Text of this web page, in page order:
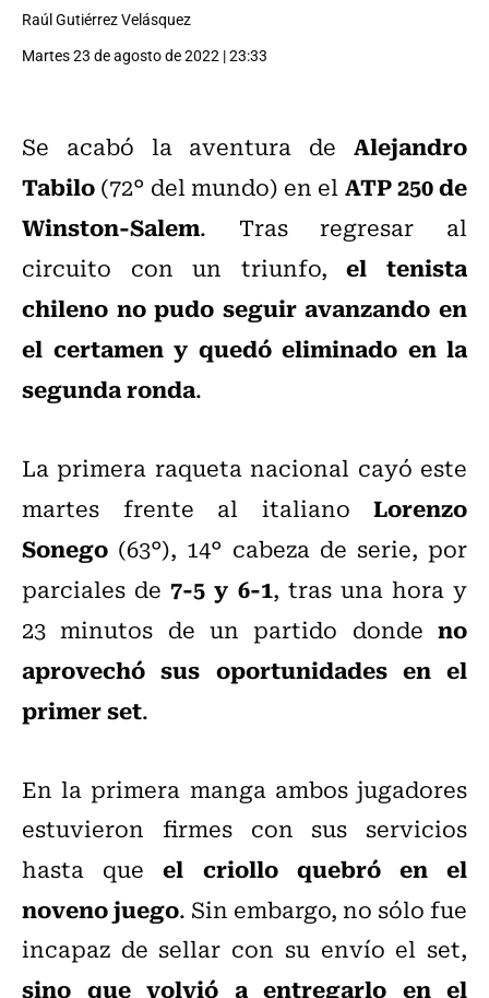
Raúl Gutiérrez Velásquez
Martes 23 de agosto de 2022 | 23:33
Se acabó la aventura de Alejandro
Tabilo(72° del mundo) en elATP 250 de
Winston-Salem. Tras regresar al
circuito con un triunfo, el tenista
chileno no pudo seguir avanzando en
el certamen y quedó eliminado en la
segunda ronda.
La primera raqueta nacional cayó este
martes frente al italiano Lorenzo
Sonego (63°), 14° cabeza de serie, por
parciales de 7-5 y 6-1, tras una hora y
23 minutos de un partido donde no
aprovechó sus oportunidades en el
primer set.
En la primera manga ambos jugadores
estuvieron firmes con sus servicios
hasta queel criollo quebró en el
noveno juego. Sin embargo, no sólo fue
incapaz de sellar con su envío el set,
sino que volvió a entregarlo en el